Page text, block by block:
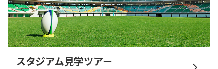
スタジアム見学ツアー